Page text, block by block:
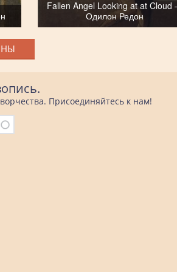
Fallen Angel Looking at at
Одилон Редон
Присоединяйтесь к нам!